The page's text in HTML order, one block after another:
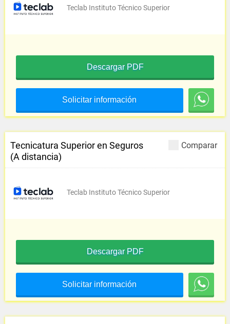
Teclab Instituto Técnico Superior
Descargar PDF
Solicitar información
Comparar
Tecnicatura Superior en Seguros
(A distancia)
Teclab Instituto Técnico Superior
Descargar PDF
Solicitar información